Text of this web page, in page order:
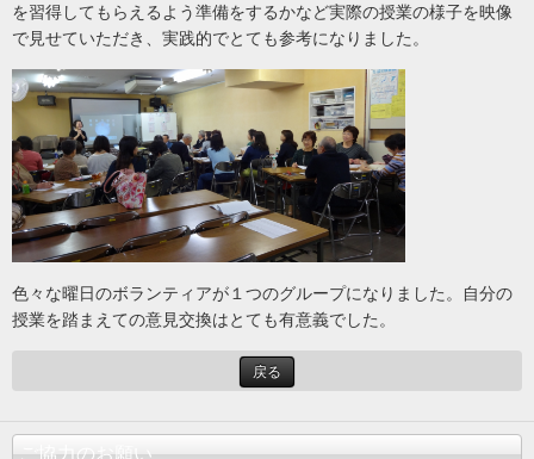
を習得してもらえるよう準備をするかなど実際の授業の様子を映像
で見せていただき、実践的でとても参考になりました。
色々な曜日のボランティアが１つのグループになりました。自分の
授業を踏まえての意見交換はとても有意義でした。
戻る
ご協力のお願い